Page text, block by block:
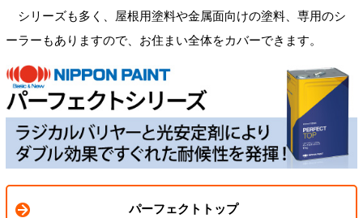
シリーズも多く、屋根用塗料や金属面向けの塗料、専用のシ
ーラーもありますので、お住まい全体をカバーできます。
パーフェクトトップ